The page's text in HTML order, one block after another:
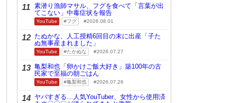
11
素潜り漁師マサル、フグを食べて「言葉が出
てこない」中毒症状を報告
YouTube フグ 2026.08.01
12 たぬかな、人工授精6回目の末に出産「子た
ぬ無事産まれました」
YouTube たかぬな 2026.07.27
13 亀梨和也「卵かけご飯大好き」築100年の古
民家で至福の朝ごはん
YouTube 亀梨和也 2026.07.26
14 ヤバすぎる…人気YouTuber、女性から使用済